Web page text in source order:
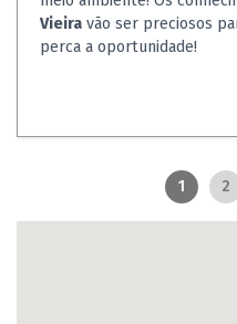
Vieira vão ser preciosos
perca a oportunidade!
1 2